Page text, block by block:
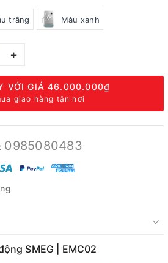
trắng Màu xanh
+
VỚI GIÁ46.000.000₫
giao hàng tận nơi
0985080483
SMEG | EMC02